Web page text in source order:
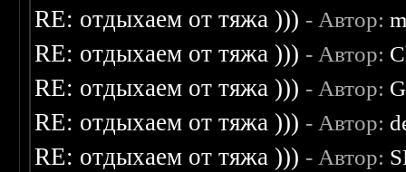
RE: отдыхаем от тяжа ))) - Автор:
RE: отдыхаем от тяжа ))) - Автор:
RE: отдыхаем от тяжа ))) - Автор:
RE: отдыхаем от тяжа ))) - Автор:
RE: отдыхаем от тяжа ))) - Автор: